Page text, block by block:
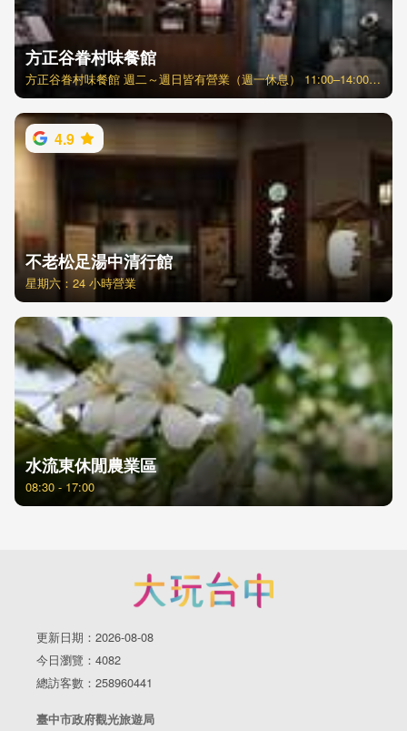
方正谷眷村味餐館
方正谷眷村味餐館 週二～週日皆有營業（週一休息） 11:00–14:00, 16:30–21:00 方正谷眷村味餐館（風味レストラン） 営業時間：昼11:00-14:00、ラストオーダー13:30 夜16:30-21:00、ラストオーダー20:30 定休日：毎週月曜、旧正月大晦日 電話：04-22334073 住所：406台中市北屯区天祥街19号
4.9
不老松足湯中清行館
星期六：24 小時營業
水流東休閒農業區
08:30 - 17:00
更新日期：2026-08-08
今日瀏覽：4082
總訪客數：258960441
臺中市政府觀光旅遊局